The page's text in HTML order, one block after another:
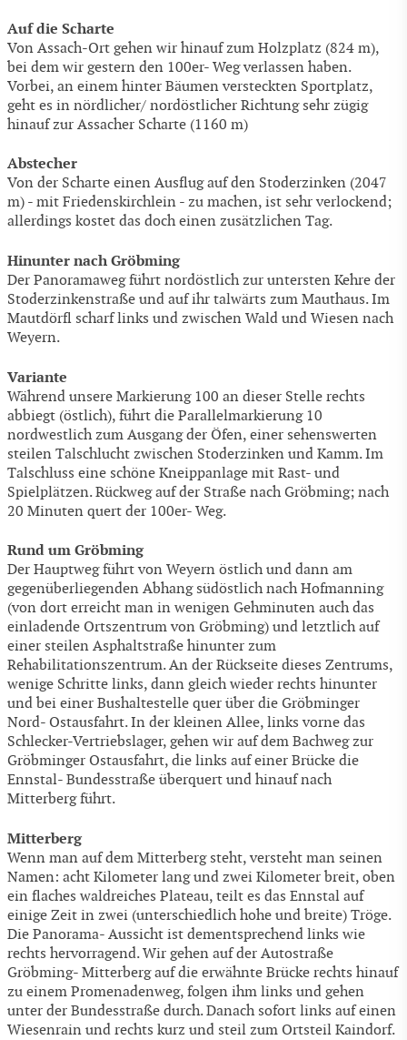
Auf die Scharte
Von Assach-Ort gehen wir hinauf zum Holzplatz (824 m),
bei dem wir gestern den 100er- Weg verlassen haben.
Vorbei, an einem hinter Bäumen versteckten Sportplatz,
geht es in nördlicher/ nordöstlicher Richtung sehr zügig
hinauf zur Assacher Scharte (1160 m)
Abstecher
Von der Scharte einen Ausflug auf den Stoderzinken (2047
m) - mit Friedenskirchlein - zu machen, ist sehr verlockend;
allerdings kostet das doch einen zusätzlichen Tag.
Hinunter nach Gröbming
Der Panoramaweg führt nordöstlich zur untersten Kehre der
Stoderzinkenstraße und auf ihr talwärts zum Mauthaus. Im
Mautdörfl scharf links und zwischen Wald und Wiesen nach
Weyern.
Variante
Während unsere Markierung 100 an dieser Stelle rechts
abbiegt (östlich), führt die Parallelmarkierung 10
nordwestlich zum Ausgang der Öfen, einer sehenswerten
steilen Talschlucht zwischen Stoderzinken und Kamm. Im
Talschluss eine schöne Kneippanlage mit Rast- und
Spielplätzen. Rückweg auf der Straße nach Gröbming; nach
20 Minuten quert der 100er- Weg.
Rund um Gröbming
Der Hauptweg führt von Weyern östlich und dann am
gegenüberliegenden Abhang südöstlich nach Hofmanning
(von dort erreicht man in wenigen Gehminuten auch das
einladende Ortszentrum von Gröbming) und letztlich auf
einer steilen Asphaltstraße hinunter zum
Rehabilitationszentrum. An der Rückseite dieses Zentrums,
wenige Schritte links, dann gleich wieder rechts hinunter
und bei einer Bushaltestelle quer über die Gröbminger
Nord- Ostausfahrt. In der kleinen Allee, links vorne das
Schlecker-Vertriebslager, gehen wir auf dem Bachweg zur
Gröbminger Ostausfahrt, die links auf einer Brücke die
Ennstal- Bundesstraße überquert und hinauf nach
Mitterberg führt.
Mitterberg
Wenn man auf dem Mitterberg steht, versteht man seinen
Namen: acht Kilometer lang und zwei Kilometer breit, oben
ein flaches waldreiches Plateau, teilt es das Ennstal auf
einige Zeit in zwei (unterschiedlich hohe und breite) Tröge.
Die Panorama- Aussicht ist dementsprechend links wie
rechts hervorragend. Wir gehen auf der Autostraße
Gröbming- Mitterberg auf die erwähnte Brücke rechts hinauf
zu einem Promenadenweg, folgen ihm links und gehen
unter der Bundesstraße durch. Danach sofort links auf einen
Wiesenrain und rechts kurz und steil zum Ortsteil Kaindorf.